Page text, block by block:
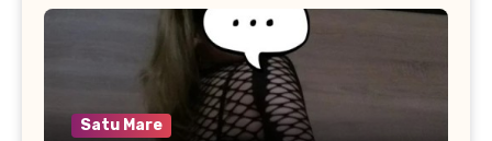
Satu Mare